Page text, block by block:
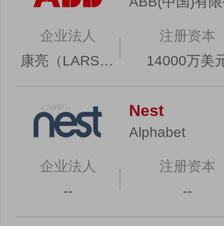
企业法人
康亮（LARS PETER ECKERLEIN）
注册资本
14000万美
Nest
Alphabet
企业法人
--
注册资本
--